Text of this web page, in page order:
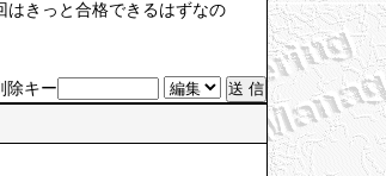
はきっと合格できるはずなの
除キー